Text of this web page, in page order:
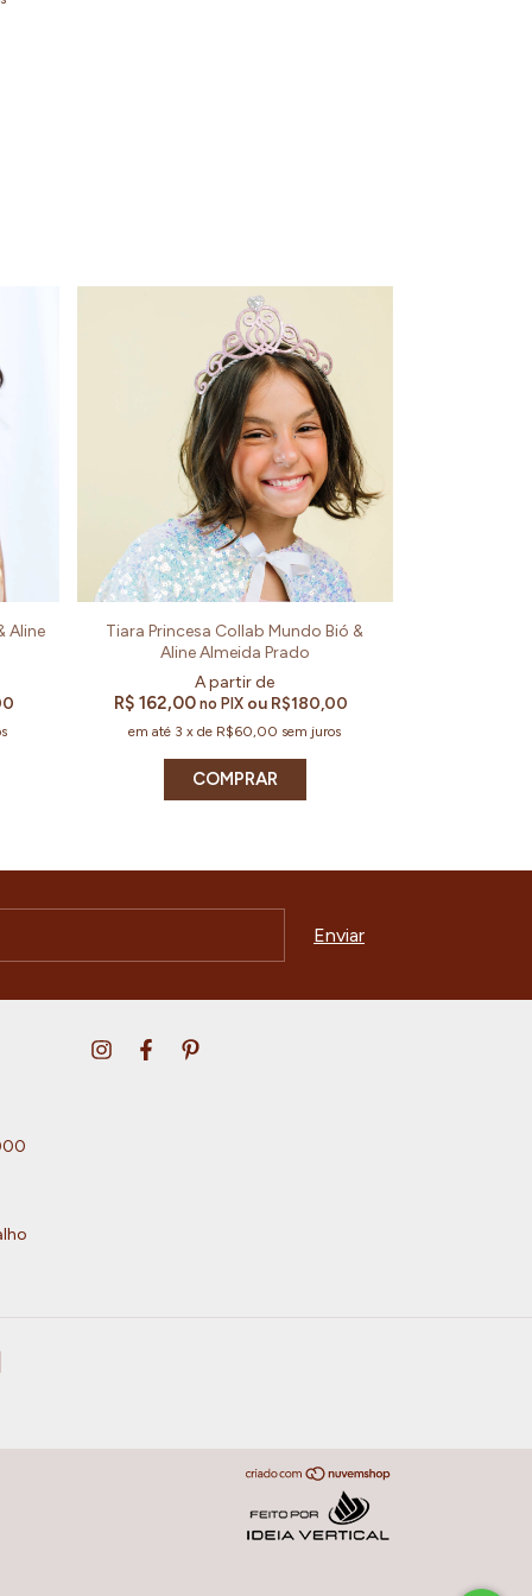
Aline
Tiara Princesa Collab Mundo Bió &
Aline Almeida Prado
R$ 162,00no PIX ou R$180,00
em até 3 xde R$60,00 sem juros
COMPRAR